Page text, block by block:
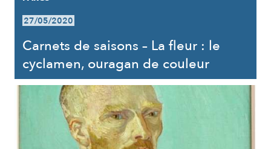
27/05/2020
Carnets de saisons – La fleur : le
cyclamen, ouragan de couleur